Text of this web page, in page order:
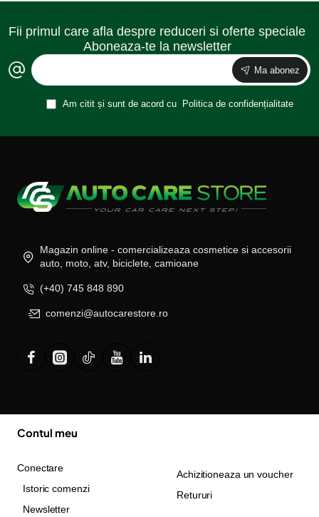
Fii primul care afla despre reduceri si oferte speciale
Aboneaza-te la newsletter
Ma abonez
Am citit și sunt de acord cu Politica de confidențialitate
Magazin online - comercializeaza cosmetice si accesorii
auto, moto, atv, biciclete, camioane
(+40) 745 848 890
comenzi@autocarestore.ro
Contul meu
Conectare
Istoric comenzi
Newsletter
Achizitioneaza un voucher
Retururi